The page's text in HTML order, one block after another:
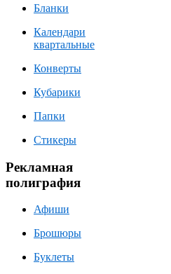
Бланки
Календари
квартальные
Конверты
Кубарики
Папки
Стикеры
Рекламная
полиграфия
Афиши
Брошюры
Буклеты